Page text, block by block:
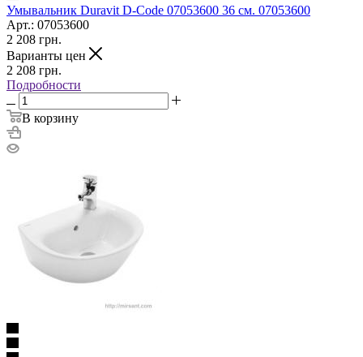
Умывальник Duravit D-Code 07053600 36 см. 07053600
Арт.: 07053600
2 208 грн.
Варианты цен
2 208 грн.
Подробности
В корзину